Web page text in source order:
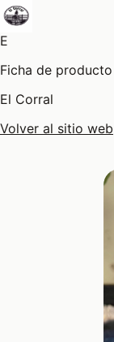
E
Ficha de producto
El Corral
Volver al sitio web